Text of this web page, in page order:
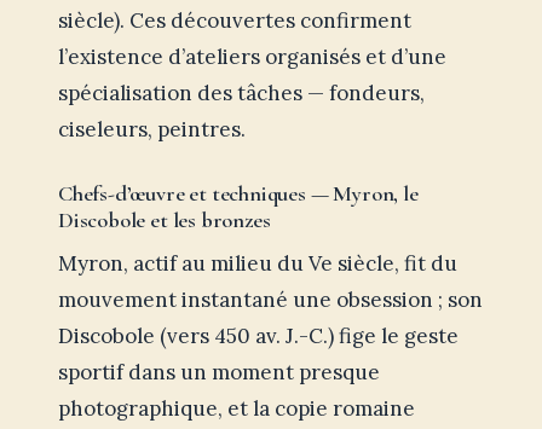
siècle). Ces découvertes confirment
l’existence d’ateliers organisés et d’une
spécialisation des tâches — fondeurs,
ciseleurs, peintres.
Chefs-d’œuvre et techniques — Myron, le
Discobole et les bronzes
Myron, actif au milieu du Ve siècle, fit du
mouvement instantané une obsession ; son
Discobole (vers 450 av. J.-C.) fige le geste
sportif dans un moment presque
photographique, et la copie romaine